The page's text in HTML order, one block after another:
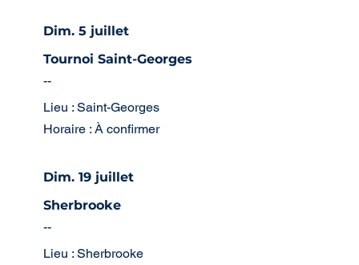
Horaire : À confirmer
Lieu : Saint-Georges
Tournoi Saint-Georges
--
Dim. 5 juillet
Lieu : Sherbrooke
Sherbrooke
--
Dim. 19 juillet